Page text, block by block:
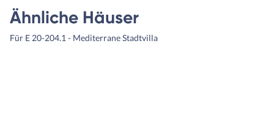
Ähnliche Häuser
Für E 20-204.1 - Mediterrane Stadtvilla